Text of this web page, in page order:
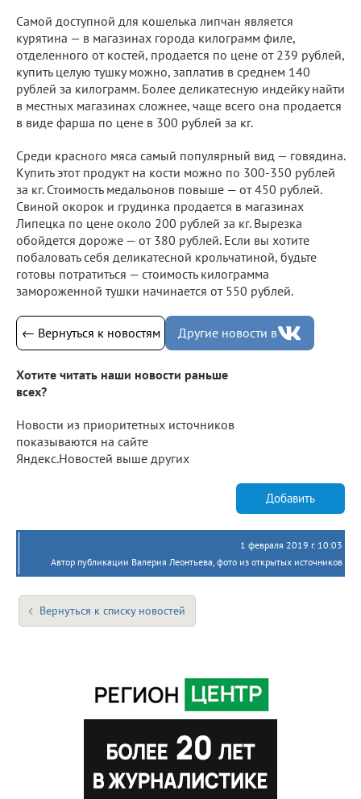
Самой доступной для кошелька липчан является
курятина — в магазинах города килограмм филе,
отделенного от костей, продается по цене от 239 рублей,
купить целую тушку можно, заплатив в среднем 140
рублей за килограмм. Более деликатесную индейку найти
в местных магазинах сложнее, чаще всего она продается
в виде фарша по цене в 300 рублей за кг.
Среди красного мяса самый популярный вид — говядина.
Купить этот продукт на кости можно по 300-350 рублей
за кг. Стоимость медальонов повыше — от 450 рублей.
Свиной окорок и грудинка продается в магазинах
Липецка по цене около 200 рублей за кг. Вырезка
обойдется дороже — от 380 рублей. Если вы хотите
побаловать себя деликатесной крольчатиной, будьте
готовы потратиться — стоимость килограмма
замороженной тушки начинается от 550 рублей.
← Вернуться к новостям Другие новости в
Хотите читать наши новости раньше
всех?
Новости из приоритетных источников
показываются на сайте
Яндекс.Новостей выше других
Добавить
1 февраля 2019 г. 10:03
Автор публикации Валерия Леонтьева, фото из открытых источников
Вернуться к списку новостей